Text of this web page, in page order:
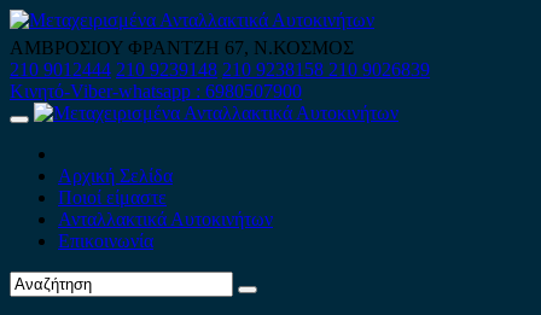
Skip
to
content
ΑΜΒΡΟΣΙΟΥ ΦΡΑΝΤΖΗ 67, Ν.ΚΟΣΜΟΣ
210 9012444 210 9239148 210 9238158 210 9026839
Κινητό-Viber-whatsapp : 6980507900
Primary
Αρχική Σελίδα
Ποιοί είμαστε
Ανταλλακτικά Αυτοκινήτων
Επικοινωνία